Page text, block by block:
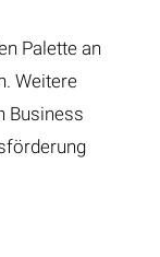
Palette an
Weitere
Business